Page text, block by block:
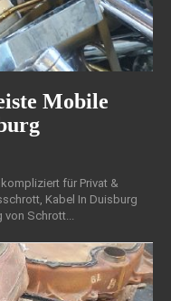
Mobile
für Privat &
Kabel In Duisburg
von Schrott...